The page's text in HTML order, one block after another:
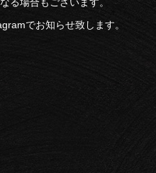
でお知らせ致します。